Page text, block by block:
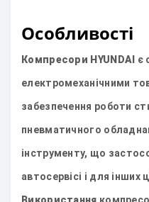
Особливості
Компресори HYUNDAI є
електромеханічними
забезпечення роботи
пневматичного
інструменту, що
автосервісі і для інших